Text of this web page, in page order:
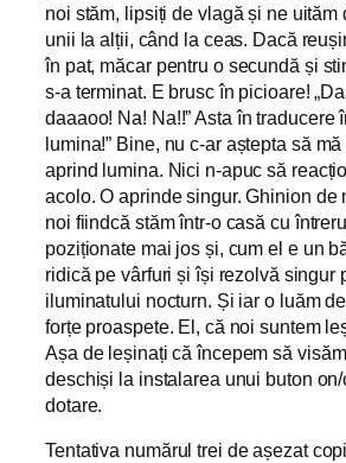
noi stăm, lipsiți de vlagă și ne uităm
unii la alții, când la ceas. Dacă
în pat, măcar pentru o secundă și
s-a terminat. E brusc în picioare!
daaaoo! Na! Na!!” Asta în traducere
lumina!” Bine, nu c-ar aștepta să
aprind lumina. Nici n-apuc să
acolo. O aprinde singur. Ghinion de
noi fiindcă stăm într-o casă cu
poziționate mai jos și, cum el e un
ridică pe vârfuri și își rezolvă singur
iluminatului nocturn. Și iar o luăm
forțe proaspete. El, că noi suntem
Așa de leșinați că începem să
deschiși la instalarea unui buton
dotare.
Tentativa numărul trei de așezat